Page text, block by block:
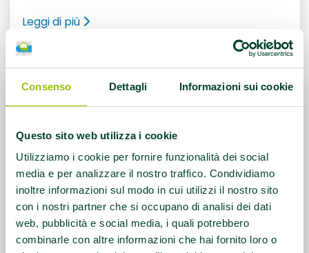
Consenso Dettagli Informazioni sui cookie
Questo sito web utilizza i cookie
Utilizziamo i cookie per fornire funzionalità dei social
media e per analizzare il nostro traffico. Condividiamo
inoltre informazioni sul modo in cui utilizzi il nostro sito
con i nostri partner che si occupano di analisi dei dati
web, pubblicità e social media, i quali potrebbero
combinarle con altre informazioni che hai fornito loro o
Leggi di più